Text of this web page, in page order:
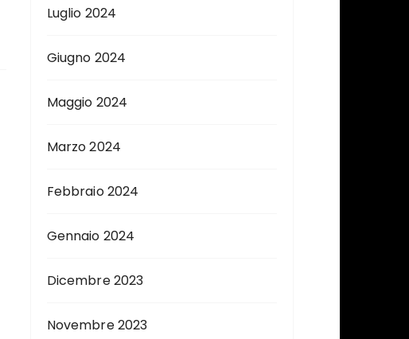
Luglio 2024
Giugno 2024
Maggio 2024
Marzo 2024
Febbraio 2024
Gennaio 2024
Dicembre 2023
Novembre 2023